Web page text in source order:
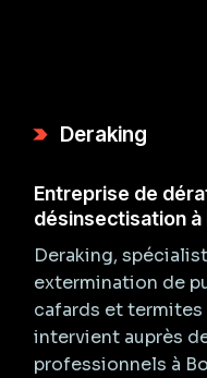
Deraking
Entreprise de
désinsectisation à
Deraking,
extermination de
cafards et termites
intervient auprès
professionnels à